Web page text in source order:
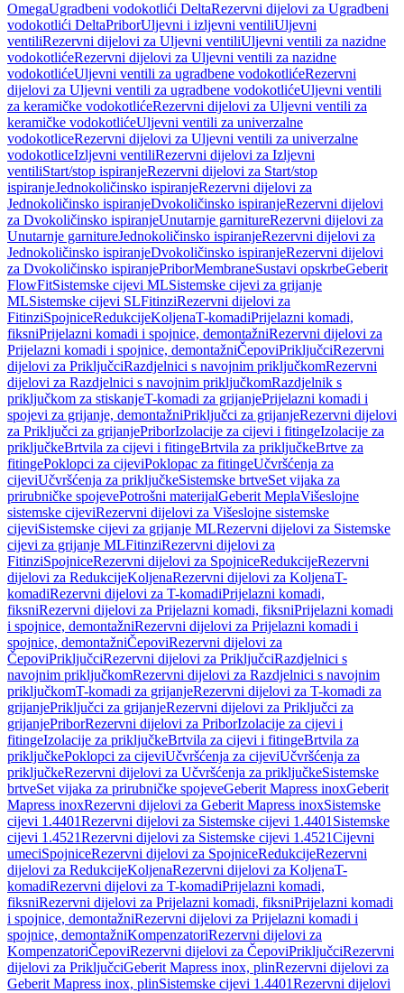
OmegaUgradbeni vodokotlići DeltaRezervni dijelovi za Ugradbeni
vodokotlići DeltaPriborUljevni i izljevni ventiliUljevni
ventiliRezervni dijelovi za Uljevni ventiliUljevni ventili za nazidne
vodokotlićeRezervni dijelovi za Uljevni ventili za nazidne
vodokotlićeUljevni ventili za ugradbene vodokotlićeRezervni
dijelovi za Uljevni ventili za ugradbene vodokotlićeUljevni ventili
za keramičke vodokotlićeRezervni dijelovi za Uljevni ventili za
keramičke vodokotlićeUljevni ventili za univerzalne
vodokotliceRezervni dijelovi za Uljevni ventili za univerzalne
vodokotliceIzljevni ventiliRezervni dijelovi za Izljevni
ventiliStart/stop ispiranjeRezervni dijelovi za Start/stop
ispiranjeJednokoličinsko ispiranjeRezervni dijelovi za
Jednokoličinsko ispiranjeDvokoličinsko ispiranjeRezervni dijelovi
za Dvokoličinsko ispiranjeUnutarnje garnitureRezervni dijelovi za
Unutarnje garnitureJednokoličinsko ispiranjeRezervni dijelovi za
Jednokoličinsko ispiranjeDvokoličinsko ispiranjeRezervni dijelovi
za Dvokoličinsko ispiranjePriborMembraneSustavi opskrbeGeberit
FlowFitSistemske cijevi MLSistemske cijevi za grijanje
MLSistemske cijevi SLFitinziRezervni dijelovi za
FitinziSpojniceRedukcijeKoljenaT-komadiPrijelazni komadi,
fiksniPrijelazni komadi i spojnice, demontažniRezervni dijelovi za
Prijelazni komadi i spojnice, demontažniČepoviPriključciRezervni
dijelovi za PriključciRazdjelnici s navojnim priključkomRezervni
dijelovi za Razdjelnici s navojnim priključkomRazdjelnik s
priključkom za stiskanjeT-komadi za grijanjePrijelazni komadi i
spojevi za grijanje, demontažniPriključci za grijanjeRezervni dijelovi
za Priključci za grijanjePriborIzolacije za cijevi i fitingeIzolacije za
priključkeBrtvila za cijevi i fitingeBrtvila za priključkeBrtve za
fitingePoklopci za cijeviPoklopac za fitingeUčvršćenja za
cijeviUčvršćenja za priključkeSistemske brtveSet vijaka za
prirubničke spojevePotrošni materijalGeberit MeplaVišeslojne
sistemske cijeviRezervni dijelovi za Višeslojne sistemske
cijeviSistemske cijevi za grijanje MLRezervni dijelovi za Sistemske
cijevi za grijanje MLFitinziRezervni dijelovi za
FitinziSpojniceRezervni dijelovi za SpojniceRedukcijeRezervni
dijelovi za RedukcijeKoljenaRezervni dijelovi za KoljenaT-
komadiRezervni dijelovi za T-komadiPrijelazni komadi,
fiksniRezervni dijelovi za Prijelazni komadi, fiksniPrijelazni komadi
i spojnice, demontažniRezervni dijelovi za Prijelazni komadi i
spojnice, demontažniČepoviRezervni dijelovi za
ČepoviPriključciRezervni dijelovi za PriključciRazdjelnici s
navojnim priključkomRezervni dijelovi za Razdjelnici s navojnim
priključkomT-komadi za grijanjeRezervni dijelovi za T-komadi za
grijanjePriključci za grijanjeRezervni dijelovi za Priključci za
grijanjePriborRezervni dijelovi za PriborIzolacije za cijevi i
fitingeIzolacije za priključkeBrtvila za cijevi i fitingeBrtvila za
priključkePoklopci za cijeviUčvršćenja za cijeviUčvršćenja za
priključkeRezervni dijelovi za Učvršćenja za priključkeSistemske
brtveSet vijaka za prirubničke spojeveGeberit Mapress inoxGeberit
Mapress inoxRezervni dijelovi za Geberit Mapress inoxSistemske
cijevi 1.4401Rezervni dijelovi za Sistemske cijevi 1.4401 Sistemske
cijevi 1.4521Rezervni dijelovi za Sistemske cijevi 1.4521Cijevni
umeciSpojniceRezervni dijelovi za SpojniceRedukcijeRezervni
dijelovi za RedukcijeKoljenaRezervni dijelovi za KoljenaT-
komadiRezervni dijelovi za T-komadiPrijelazni komadi,
fiksniRezervni dijelovi za Prijelazni komadi, fiksniPrijelazni komadi
i spojnice, demontažniRezervni dijelovi za Prijelazni komadi i
spojnice, demontažniKompenzatoriRezervni dijelovi za
KompenzatoriČepoviRezervni dijelovi za ČepoviPriključciRezervni
dijelovi za PriključciGeberit Mapress inox, plinRezervni dijelovi za
Geberit Mapress inox, plinSistemske cijevi 1.4401Rezervni dijelovi